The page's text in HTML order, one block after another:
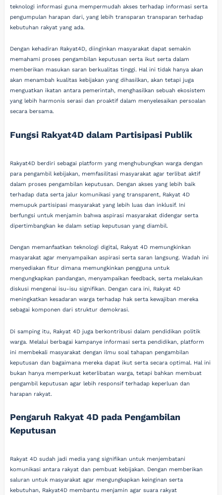
teknologi informasi guna mempermudah akses terhadap informasi serta
pengumpulan harapan dari, yang lebih transparan transparan terhadap
kebutuhan rakyat yang ada.
Dengan kehadiran Rakyat4D, diinginkan masyarakat dapat semakin
memahami proses pengambilan keputusan serta ikut serta dalam
memberikan masukan saran berkualitas tinggi. Hal ini tidak hanya akan
akan menambah kualitas kebijakan yang dihasilkan, akan tetapi juga
menguatkan ikatan antara pemerintah, menghasilkan sebuah ekosistem
yang lebih harmonis serasi dan proaktif dalam menyelesaikan persoalan
secara bersama.
Fungsi Rakyat4D dalam Partisipasi Publik
Rakyat4D berdiri sebagai platform yang menghubungkan warga dengan
para pengambil kebijakan, memfasilitasi masyarakat agar terlibat aktif
dalam proses pengambilan keputusan. Dengan akses yang lebih baik
terhadap data serta jalur komunikasi yang transparent, Rakyat 4D
memupuk partisipasi masyarakat yang lebih luas dan inklusif. Ini
berfungsi untuk menjamin bahwa aspirasi masyarakat didengar serta
dipertimbangkan ke dalam setiap keputusan yang diambil.
Dengan memanfaatkan teknologi digital, Rakyat 4D memungkinkan
masyarakat agar menyampaikan aspirasi serta saran langsung. Wadah ini
menyediakan fitur dimana memungkinkan pengguna untuk
mengungkapkan pandangan, menyampaikan feedback, serta melakukan
diskusi mengenai isu-isu signifikan. Dengan cara ini, Rakyat 4D
meningkatkan kesadaran warga terhadap hak serta kewajiban mereka
sebagai komponen dari struktur demokrasi.
Di samping itu, Rakyat 4D juga berkontribusi dalam pendidikan politik
warga. Melalui berbagai kampanye informasi serta pendidikan, platform
ini membekali masyarakat dengan ilmu soal tahapan pengambilan
keputusan dan bagaimana mereka dapat ikut serta secara optimal. Hal ini
bukan hanya memperkuat keterlibatan warga, tetapi bahkan membuat
pengambil keputusan agar lebih responsif terhadap keperluan dan
harapan rakyat.
Pengaruh Rakyat 4D pada Pengambilan
Keputusan
Rakyat 4D sudah jadi media yang signifikan untuk menjembatani
komunikasi antara rakyat dan pembuat kebijakan. Dengan memberikan
saluran untuk masyarakat agar mengungkapkan keinginan serta
kebutuhan, Rakyat4D membantu menjamin agar suara rakyat